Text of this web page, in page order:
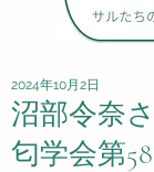
沼部令奈
匂学会第
2024年10月2日